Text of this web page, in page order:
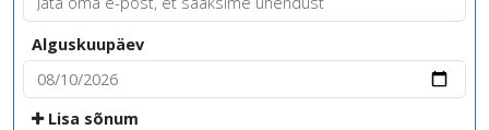
Alguskuupäev
Lisa sõnum